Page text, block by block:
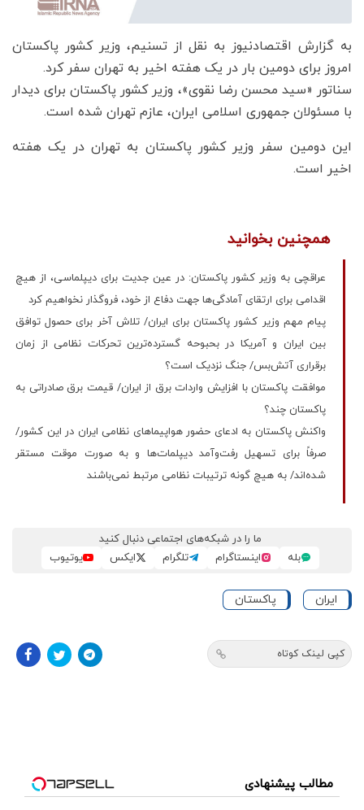
به گزارش اقتصادنیوز به نقل از تسنیم، وزیر کشور پاکستان
امروز برای دومین بار در یک هفته اخیر به تهران سفر کرد.
سناتور «سید محسن رضا نقوی»، وزیر کشور پاکستان برای دیدار
با مسئولان جمهوری اسلامی ایران، عازم تهران شده است.
این دومین سفر وزیر کشور پاکستان به تهران در یک هفته
اخیر است.
همچنین بخوانید
عراقچی به وزیر کشور پاکستان: در عین جدیت برای دیپلماسی، از هیچ
اقدامی برای ارتقای آمادگی‌ها جهت دفاع از خود، فروگذار نخواهیم کرد
پیام مهم وزیر کشور پاکستان برای ایران/ تلاش آخر برای حصول توافق
بین ایران و آمریکا‌ در بحبوحه گسترده‌ترین تحرکات نظامی از زمان
برقراری آتش‌بس/ جنگ نزدیک است؟
موافقت پاکستان با افزایش واردات برق از ایران/ قیمت برق صادراتی به
پاکستان چند؟
واکنش پاکستان به ادعای حضور هواپیماهای نظامی ایران در این کشور/
صرفاً برای تسهیل رفت‌وآمد دیپلمات‌ها و به صورت موقت مستقر
شده‌اند/ به هیچ گونه ترتیبات نظامی مرتبط نمی‌باشند
ما را در شبکه‌های اجتماعی دنبال کنید
بله
اینستاگرام تلگرام ایکس یوتیوب
ایران پاکستان
کپی لینک کوتاه
مطالب پیشنهادی